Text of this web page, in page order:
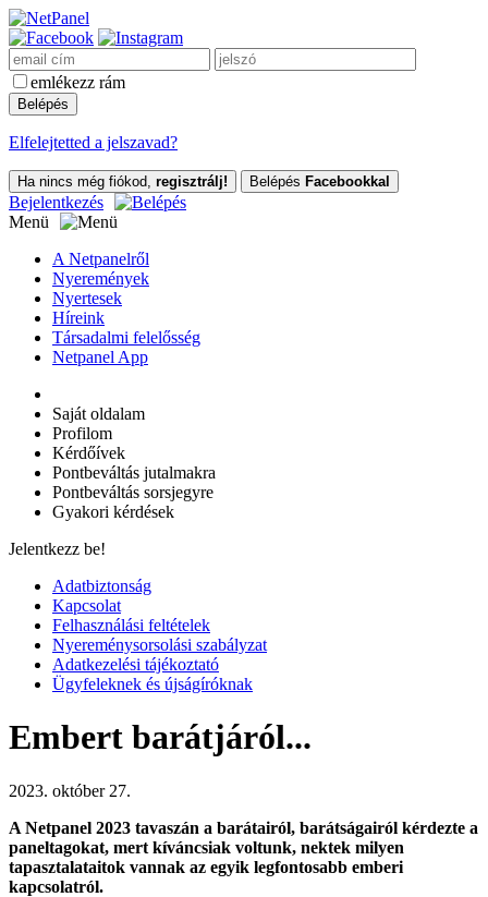
emlékezz rám
Elfelejtetted a jelszavad?
Ha nincs még fiókod, regisztrálj! Belépés Facebookkal
Bejelentkezés
Menü
A Netpanelről
Nyeremények
Nyertesek
Híreink
Társadalmi felelősség
Netpanel App
Saját oldalam
Profilom
Kérdőívek
Pontbeváltás jutalmakra
Pontbeváltás sorsjegyre
Gyakori kérdések
Jelentkezz be!
Adatbiztonság
Kapcsolat
Felhasználási feltételek
Nyereménysorsolási szabályzat
Adatkezelési tájékoztató
Ügyfeleknek és újságíróknak
Embert barátjáról...
2023. október 27.
A Netpanel 2023 tavaszán a barátairól, barátságairól kérdezte a
paneltagokat, mert kíváncsiak voltunk, nektek milyen
tapasztalataitok vannak az egyik legfontosabb emberi
kapcsolatról.